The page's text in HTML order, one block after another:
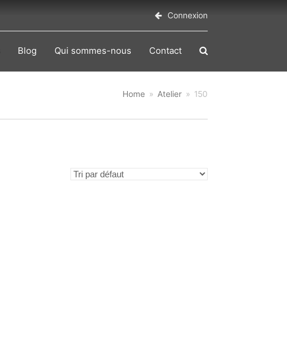
Connexion
Blog Qui sommes-nous Contact
Home » Atelier » 150